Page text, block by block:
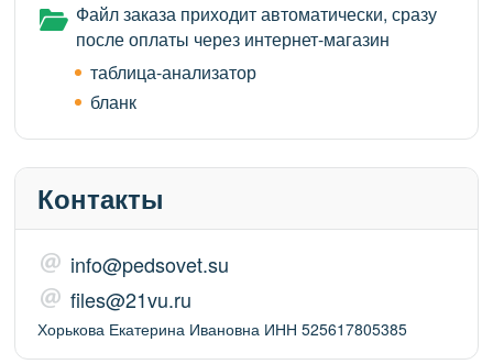
Файл заказа приходит автоматически, сразу
после оплаты через интернет-магазин
таблица-анализатор
бланк
Контакты
info@pedsovet.su
files@21vu.ru
Хорькова Екатерина Ивановна ИНН 525617805385